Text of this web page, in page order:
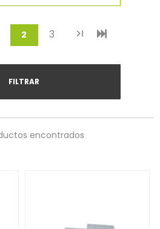
2 (current)
3
FILTRAR
encontrados